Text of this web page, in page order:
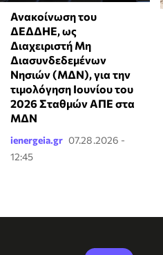
Ανακοίνωση του
ΔΕΔΔΗΕ, ως
Διαχειριστή Μη
Διασυνδεδεμένων
Νησιών (ΜΔΝ), για την
τιμολόγηση Ιουνίου του
2026 Σταθμών ΑΠΕ στα
ΜΔΝ
ienergeia.gr 07.28.2026 -
12:45